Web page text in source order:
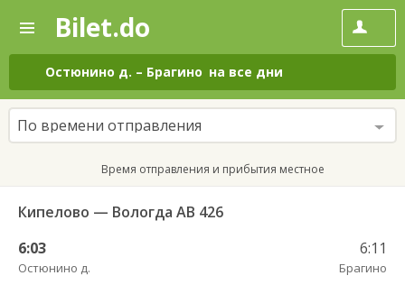
—
Поиск
и
покупка
билетов
на
автобус
онлайн
Bilet.do
Остюнино д. – Брагино на все дни
По времени отправления
Время отправления и прибытия местное
Кипелово — Вологда АВ 426
6:03
Остюнино д.
6:11
Брагино